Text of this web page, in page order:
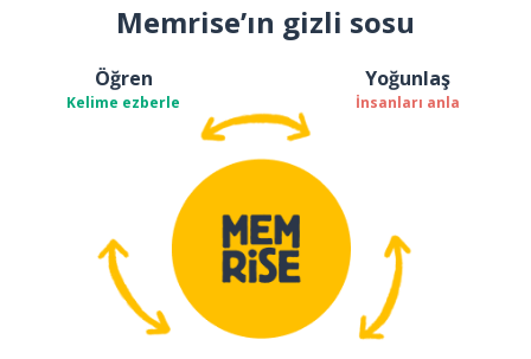
Memrise’ın gizli sosu
Öğren
Kelime ezberle
Yoğunlaş
İnsanları anla